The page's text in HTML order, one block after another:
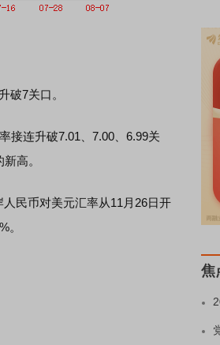
7关口。
连升破7.01、7.00、6.99关
高。
民币对美元汇率从11月26日开
。
焦